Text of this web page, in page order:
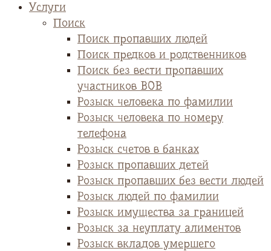
Услуги
Поиск
Поиск пропавших людей
Поиск предков и родственников
Поиск без вести пропавших
участников ВОВ
Розыск человека по фамилии
Розыск человека по номеру
телефона
Розыск счетов в банках
Розыск пропавших детей
Розыск пропавших без вести людей
Розыск людей по фамилии
Розыск имущества за границей
Розыск за неуплату алиментов
Розыск вкладов умершего